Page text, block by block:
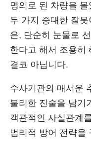
명의로 된 차량을
두 가지 중대한 잘
은, 단순히 눈물로
한다고 해서 조용히
결코 아닙니다.
수사기관의 매서운
불리한 진술을 남기
객관적인 사실관계
법리적 방어 전략을